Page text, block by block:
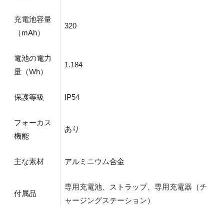
充電池容量
（mAh）
320
電池の電力
量（Wh）
1.184
保護等級 IP54
フォーカス
機能
あり
主な素材 アルミニウム合金
付属品
専用充電池、ストラップ、専用充電器（チ
ャージングステーション）